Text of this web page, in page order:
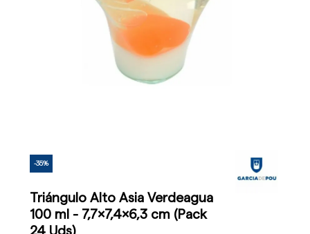
-35%
Triángulo Alto Asia Verdeagua
100 ml - 7,7x7,4x6,3 cm (Pack
24 Uds)